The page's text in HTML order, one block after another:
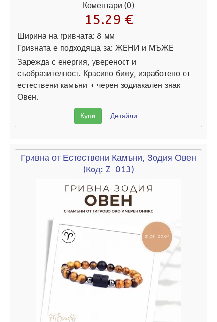
Коментари (0)
15.29 €
Ширина на гривната: 8 мм
Гривната е подходяща за: ЖЕНИ и МЪЖЕ
Зарежда с енергия, увереност и
съобразителност. Красиво бижу, изработено от
естествени камъни + черен зодиакален знак
Овен.
Купи Детайли
Гривна от Естествени Камъни, Зодия Овен
(Код: Z-013)